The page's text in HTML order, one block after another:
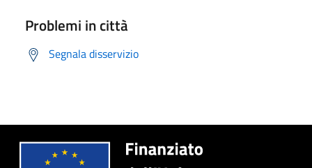
Problemi in città
Segnala disservizio